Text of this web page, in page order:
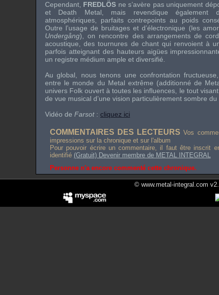
Cependant, FREDLÖS ne s’avère pas uniquement
et Death Metal, mais revendique également
atmosphériques, parfaits contrepoints au poids
Outre l’usage de bruitages et d’électronique (les
Undergång), on rencontre des arrangements de
acoustique, des tournures de chant qui renvoient à
parfois atteignant des hauteurs aigües
un registre médium ample et diversifié.
Au global, nous tenons une confrontation
entre le monde du Metal extrême (additionné de
univers Folk ouvert à toutes les influences, le tout
de vue musical d’une vision particulièrement sombre
Vidéo de Farsot: cliquez ici
COMMENTAIRES DES LECTEURS Vos
impressions sur la chronique et sur l'album
Pour pouvoir écrire un commentaire, il faut être inscrit
identifié (Gratuit) Devenir membre de METAL INTEGRAL
Personne n'a encore commenté cette chronique.
© www.metal-integral.com